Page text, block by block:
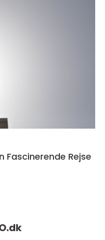
Fascinerende Rejse
dk